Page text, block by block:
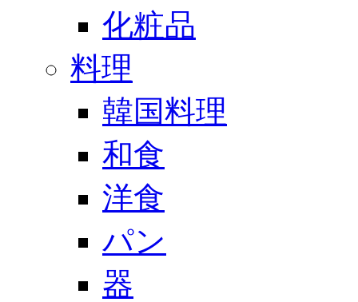
化粧品
料理
韓国料理
和食
洋食
パン
器